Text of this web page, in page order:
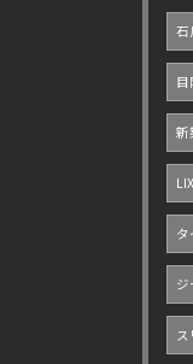
石
目
新
タ